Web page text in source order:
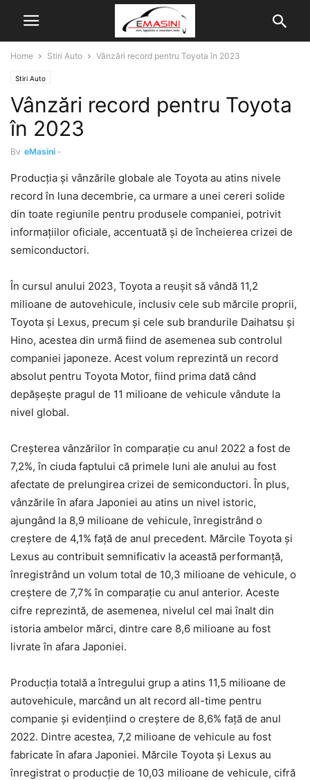
Home Stiri Auto Vânzări record pentru Toyota în 2023
Stiri Auto
Vânzări record pentru Toyota
în 2023
By eMasini -
Producția și vânzările globale ale Toyota au atins nivele
record în luna decembrie, ca urmare a unei cereri solide
din toate regiunile pentru produsele companiei, potrivit
informațiilor oficiale, accentuată și de încheierea crizei de
semiconductori.
În cursul anului 2023, Toyota a reușit să vândă 11,2
milioane de autovehicule, inclusiv cele sub mărcile proprii,
Toyota și Lexus, precum și cele sub brandurile Daihatsu și
Hino, acestea din urmă fiind de asemenea sub controlul
companiei japoneze. Acest volum reprezintă un record
absolut pentru Toyota Motor, fiind prima dată când
depășește pragul de 11 milioane de vehicule vândute la
nivel global.
Creșterea vânzărilor în comparație cu anul 2022 a fost de
7,2%, în ciuda faptului că primele luni ale anului au fost
afectate de prelungirea crizei de semiconductori. În plus,
vânzările în afara Japoniei au atins un nivel istoric,
ajungând la 8,9 milioane de vehicule, înregistrând o
creștere de 4,1% față de anul precedent. Mărcile Toyota și
Lexus au contribuit semnificativ la această performanță,
înregistrând un volum total de 10,3 milioane de vehicule, o
creștere de 7,7% în comparație cu anul anterior. Aceste
cifre reprezintă, de asemenea, nivelul cel mai înalt din
istoria ambelor mărci, dintre care 8,6 milioane au fost
livrate în afara Japoniei.
Producția totală a întregului grup a atins 11,5 milioane de
autovehicule, marcând un alt record all-time pentru
companie și evidențiind o creștere de 8,6% față de anul
2022. Dintre acestea, 7,2 milioane de vehicule au fost
fabricate în afara Japoniei. Mărcile Toyota și Lexus au
înregistrat o producție de 10,03 milioane de vehicule, cifră